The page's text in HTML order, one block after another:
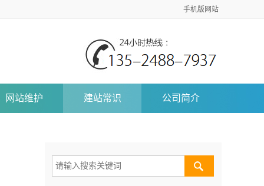
手机版网站
网站维护 建站常识 公司简介